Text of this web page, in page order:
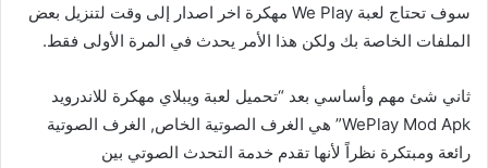
سوف تحتاج لعبة We Play مهكرة اخر اصدار إلى وقت لتنزيل بعض
الملفات الخاصة بك ولكن هذا الأمر يحدث في المرة الأولى فقط.
ثاني شئ مهم وأساسي بعد “تحميل لعبة ويبلاي مهكرة للاندرويد
WePlay Mod Apk” هي الغرف الصوتية الخاص, الغرف الصوتية
رائعة ومبتكرة نظراً لأنها تقدم خدمة التحدث الصوتي بين